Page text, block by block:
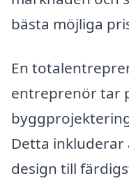
bästa möjliga
En
entreprenör tar
Detta
design till